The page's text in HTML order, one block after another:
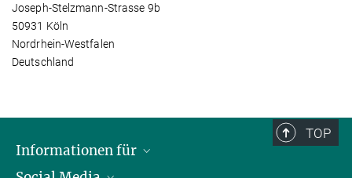
Joseph-Stelzmann-Strasse 9b
50931 Köln
Nordrhein-Westfalen
Deutschland
TOP
Informationen für